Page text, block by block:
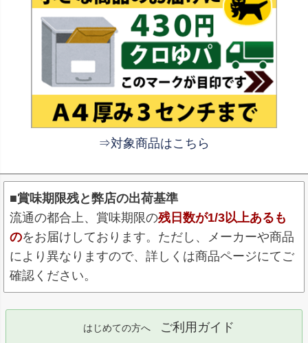
⇒対象商品はこちら
■賞味期限残と弊店の出荷基準
流通の都合上、賞味期限の残日数が1/3以上あるも
のをお届けしております。ただし、メーカーや商品
により異なりますので、詳しくは商品ページにてご
確認ください。
はじめての方へ ご利用ガイド